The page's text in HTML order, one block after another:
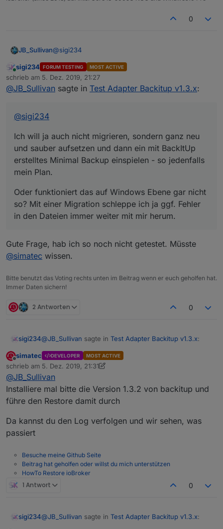
0
JB_Sullivan@sigi234
Ich will ja auch nicht migrieren, sondern ganz neu
und sauber aufsetzen und dann ein mit BackItUp
erstelltes Minimal Backup einspielen - so jedenfalls
Oder funktioniert das auf Windows Ebene gar nicht
Online
sigi234 FORUM TESTING MOST ACTIVE
schrieb am 5. Dez. 2019, 21:27
zuletzt editiert von
@JB_Sullivan sagte in Test Adapter Backitup v1.3.x:
@sigi234
Ich will ja auch nicht migrieren, sondern ganz neu
und sauber aufsetzen und dann ein mit BackItUp
erstelltes Minimal Backup einspielen - so jedenfalls
mein Plan.
Oder funktioniert das auf Windows Ebene gar nicht
so? Mit einer Migration schleppe ich ja ggf. Fehler
in den Dateien immer weiter mit mir herum.
Gute Frage, hab ich so noch nicht getestet. Müsste
@simatec wissen.
Bitte benutzt das Voting rechts unten im Beitrag wenn er euch geholfen hat.
Immer Daten sichern!
2 Antworten 0
sigi234@JB_Sullivan sagte in Test Adapter Backitup v1.3.x:
@sigi234
Ich will ja auch nicht migrieren, sondern ganz neu
und sauber aufsetzen und dann ein mit BackItUp
erstelltes Minimal Backup einspielen - so
Gute Frage, hab ich so noch nicht getestet. Müsste
@simatecwissen.
Offline
simatec DEVELOPER MOST ACTIVE
schrieb am 5. Dez. 2019, 21:31
zuletzt editiert von simatec12. Mai 2019, 22:32
@JB_Sullivan
Installiere mal bitte die Version 1.3.2 von backitup und
führe den Restore damit durch
Da kannst du den Log verfolgen und wir sehen, was
passiert
Besuche meine Github Seite
Beitrag hat geholfen oder willst du mich unterstützen
HowTo Restore ioBroker
1 Antwort 0
sigi234@JB_Sullivan sagte in Test Adapter Backitup v1.3.x: